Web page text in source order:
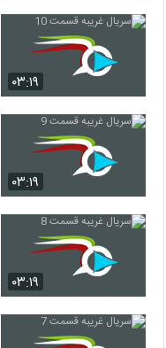
۰۳:۱۹
۰۳:۱۹
۰۳:۱۹